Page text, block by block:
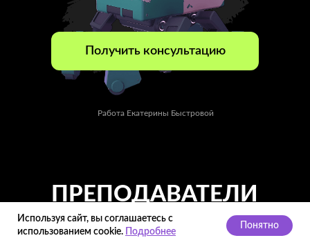
Используя сайт, вы соглашаетесь с
использованием cookie.
Подробнее
Понятно
Работа Екатерины Быстровой
Получить консультацию
ПРЕПОДАВАТЕЛИ
КУРСА